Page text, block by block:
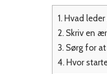
1. Hvad
2. Skriv en
3. Sørg for
4. Hvor